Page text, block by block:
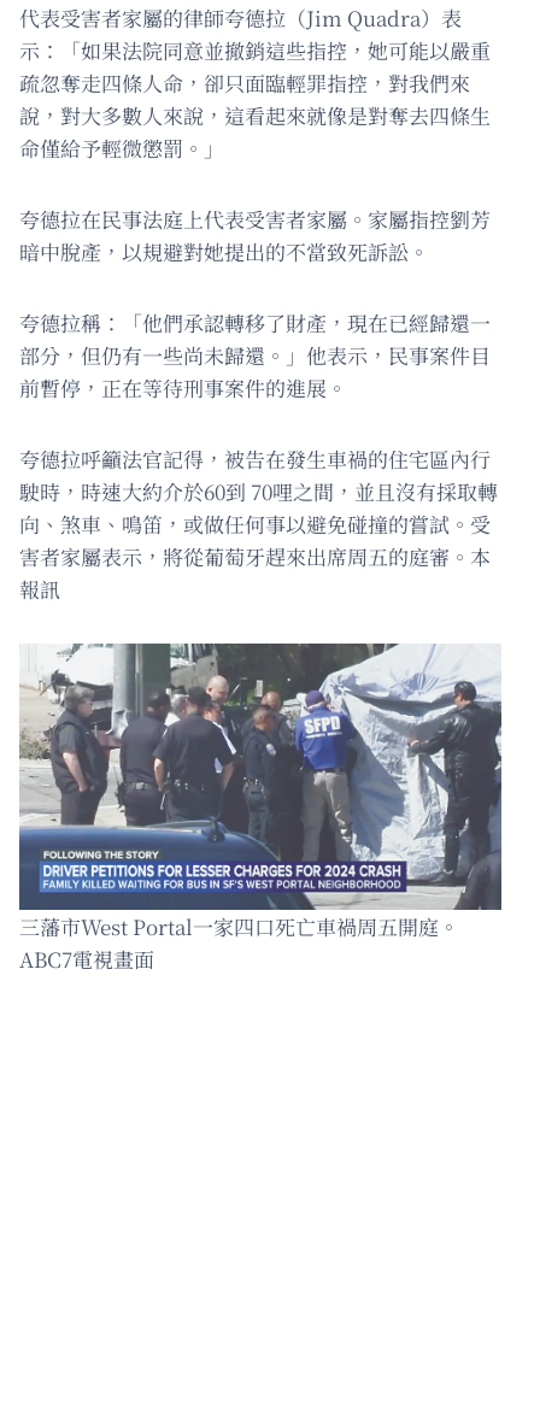
代表受害者家屬的律師夸德拉（Jim Quadra）表
示：「如果法院同意並撤銷這些指控，她可能以嚴重
疏忽奪走四條人命，卻只面臨輕罪指控，對我們來
說，對大多數人來說，這看起來就像是對奪去四條生
命僅給予輕微懲罰。」
夸德拉在民事法庭上代表受害者家屬。家屬指控劉芳
暗中脫產，以規避對她提出的不當致死訴訟。
夸德拉稱：「他們承認轉移了財產，現在已經歸還一
部分，但仍有一些尚未歸還。」他表示，民事案件目
前暫停，正在等待刑事案件的進展。
夸德拉呼籲法官記得，被告在發生車禍的住宅區內行
駛時，時速大約介於60到 70哩之間，並且沒有採取轉
向、煞車、鳴笛，或做任何事以避免碰撞的嘗試。受
害者家屬表示，將從葡萄牙趕來出席周五的庭審。本
報訊
三藩市West Portal一家四口死亡車禍周五開庭。
ABC7電視畫面